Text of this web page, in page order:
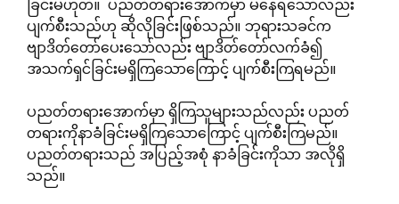
ခြင်းမဟုတ်။ ပညတ်တရားအောက်မှာ မနေရသော်လည်း
ပျက်စီးသည်ဟု ဆိုလိုခြင်းဖြစ်သည်။ ဘုရားသခင်က
ဗျာဒိတ်တော်ပေးသော်လည်း ဗျာဒိတ်တော်လက်ခံ၍
အသက်ရှင်ခြင်းမရှိကြသောကြောင့် ပျက်စီးကြရမည်။
ပညတ်တရားအောက်မှာ ရှိကြသူများသည်လည်း ပညတ်
တရားကိုနာခံခြင်းမရှိကြသောကြောင့် ပျက်စီးကြမည်။
ပညတ်တရားသည် အပြည့်အစုံ နာခံခြင်းကိုသာ အလိုရှိ
သည်။